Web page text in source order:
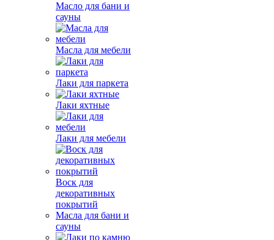
Масло для бани и
сауны
Масла для мебели
Лаки для паркета
Лаки яхтные
Лаки для мебели
Воск для
декоративных
покрытий
Масла для бани и
сауны